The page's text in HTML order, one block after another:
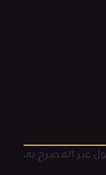
غير المصرح به،